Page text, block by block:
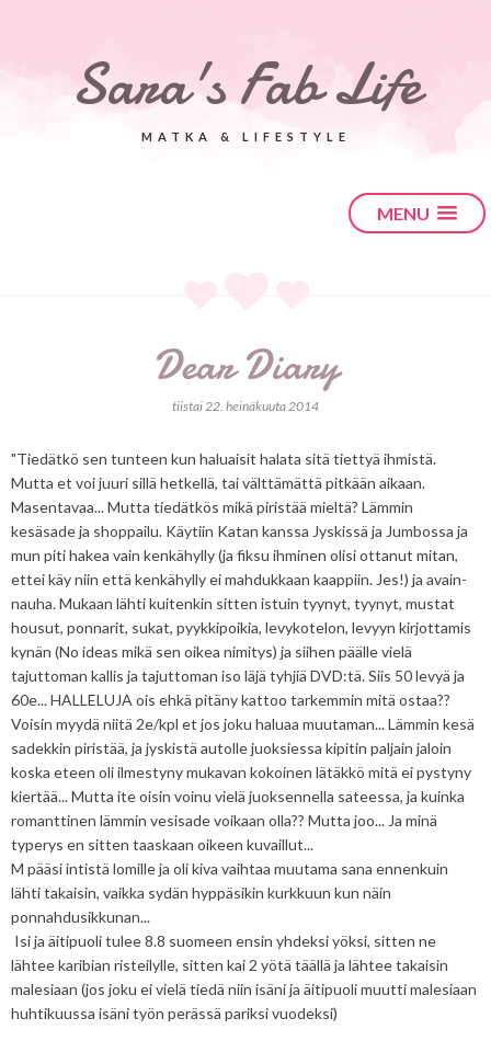
Sara's Fab Life
MATKA & LIFESTYLE
MENU
Dear Diary
tiistai 22. heinäkuuta 2014
"Tiedätkö sen tunteen kun haluaisit halata sitä tiettyä ihmistä.
Mutta et voi juuri sillä hetkellä, tai välttämättä pitkään aikaan.
Masentavaa... Mutta tiedätkös mikä piristää mieltä? Lämmin
kesäsade ja shoppailu. Käytiin Katan kanssa Jyskissä ja Jumbossa ja
mun piti hakea vain kenkähylly (ja fiksu ihminen olisi ottanut mitan,
ettei käy niin että kenkähylly ei mahdukkaan kaappiin. Jes!) ja avain-
nauha. Mukaan lähti kuitenkin sitten istuin tyynyt, tyynyt, mustat
housut, ponnarit, sukat, pyykkipoikia, levykotelon, levyyn kirjottamis
kynän (No ideas mikä sen oikea nimitys) ja siihen päälle vielä
tajuttoman kallis ja tajuttoman iso läjä tyhjiä DVD:tä. Siis 50 levyä ja
60e... HALLELUJA ois ehkä pitäny kattoo tarkemmin mitä ostaa??
Voisin myydä niitä 2e/kpl et jos joku haluaa muutaman... Lämmin kesä
sadekkin piristää, ja jyskistä autolle juoksiessa kipitin paljain jaloin
koska eteen oli ilmestyny mukavan kokoinen lätäkkö mitä ei pystyny
kiertää... Mutta ite oisin voinu vielä juoksennella sateessa, ja kuinka
romanttinen lämmin vesisade voikaan olla?? Mutta joo... Ja minä
typerys en sitten taaskaan oikeen kuvaillut...
M pääsi intistä lomille ja oli kiva vaihtaa muutama sana ennenkuin
lähti takaisin, vaikka sydän hyppäsikin kurkkuun kun näin
ponnahdusikkunan...
Isi ja äitipuoli tulee 8.8 suomeen ensin yhdeksi yöksi, sitten ne
lähtee karibian risteilylle, sitten kai 2 yötä täällä ja lähtee takaisin
malesiaan (jos joku ei vielä tiedä niin isäni ja äitipuoli muutti malesiaan
huhtikuussa isäni työn perässä pariksi vuodeksi)